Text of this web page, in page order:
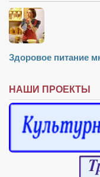
Здоровое питание
НАШИ ПРОЕКТЫ